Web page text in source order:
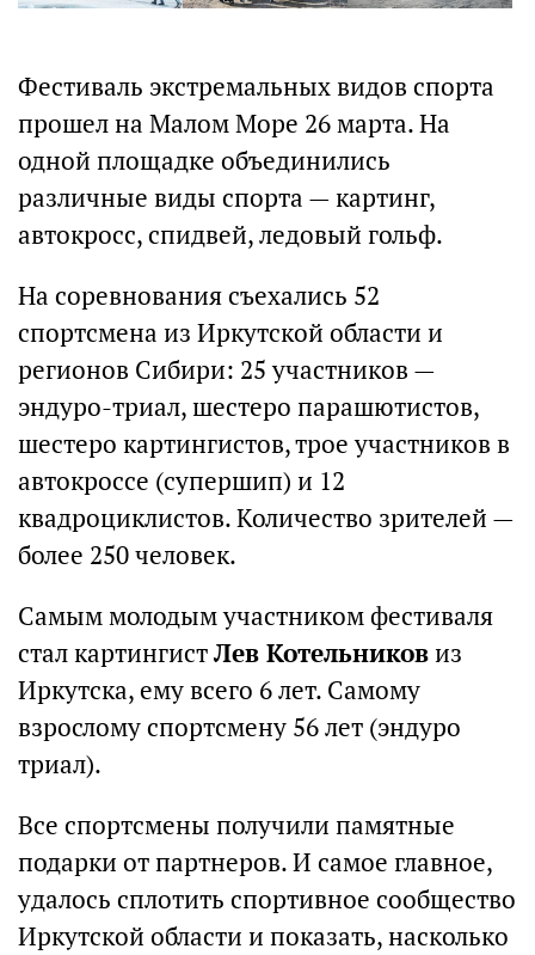
Фестиваль экстремальных видов спорта
прошел на Малом Море 26 марта. На
одной площадке объединились
различные виды спорта — картинг,
автокросс, спидвей, ледовый гольф.
На соревнования съехались 52
спортсмена из Иркутской области и
регионов Сибири: 25 участников —
эндуро-триал, шестеро парашютистов,
шестеро картингистов, трое участников в
автокроссе (супершип) и 12
квадроциклистов. Количество зрителей —
более 250 человек.
Самым молодым участником фестиваля
стал картингистЛев Котельниковиз
Иркутска, ему всего 6 лет. Самому
взрослому спортсмену 56 лет (эндуро
триал).
Все спортсмены получили памятные
подарки от партнеров. И самое главное,
удалось сплотить спортивное сообщество
Иркутской области и показать, насколько